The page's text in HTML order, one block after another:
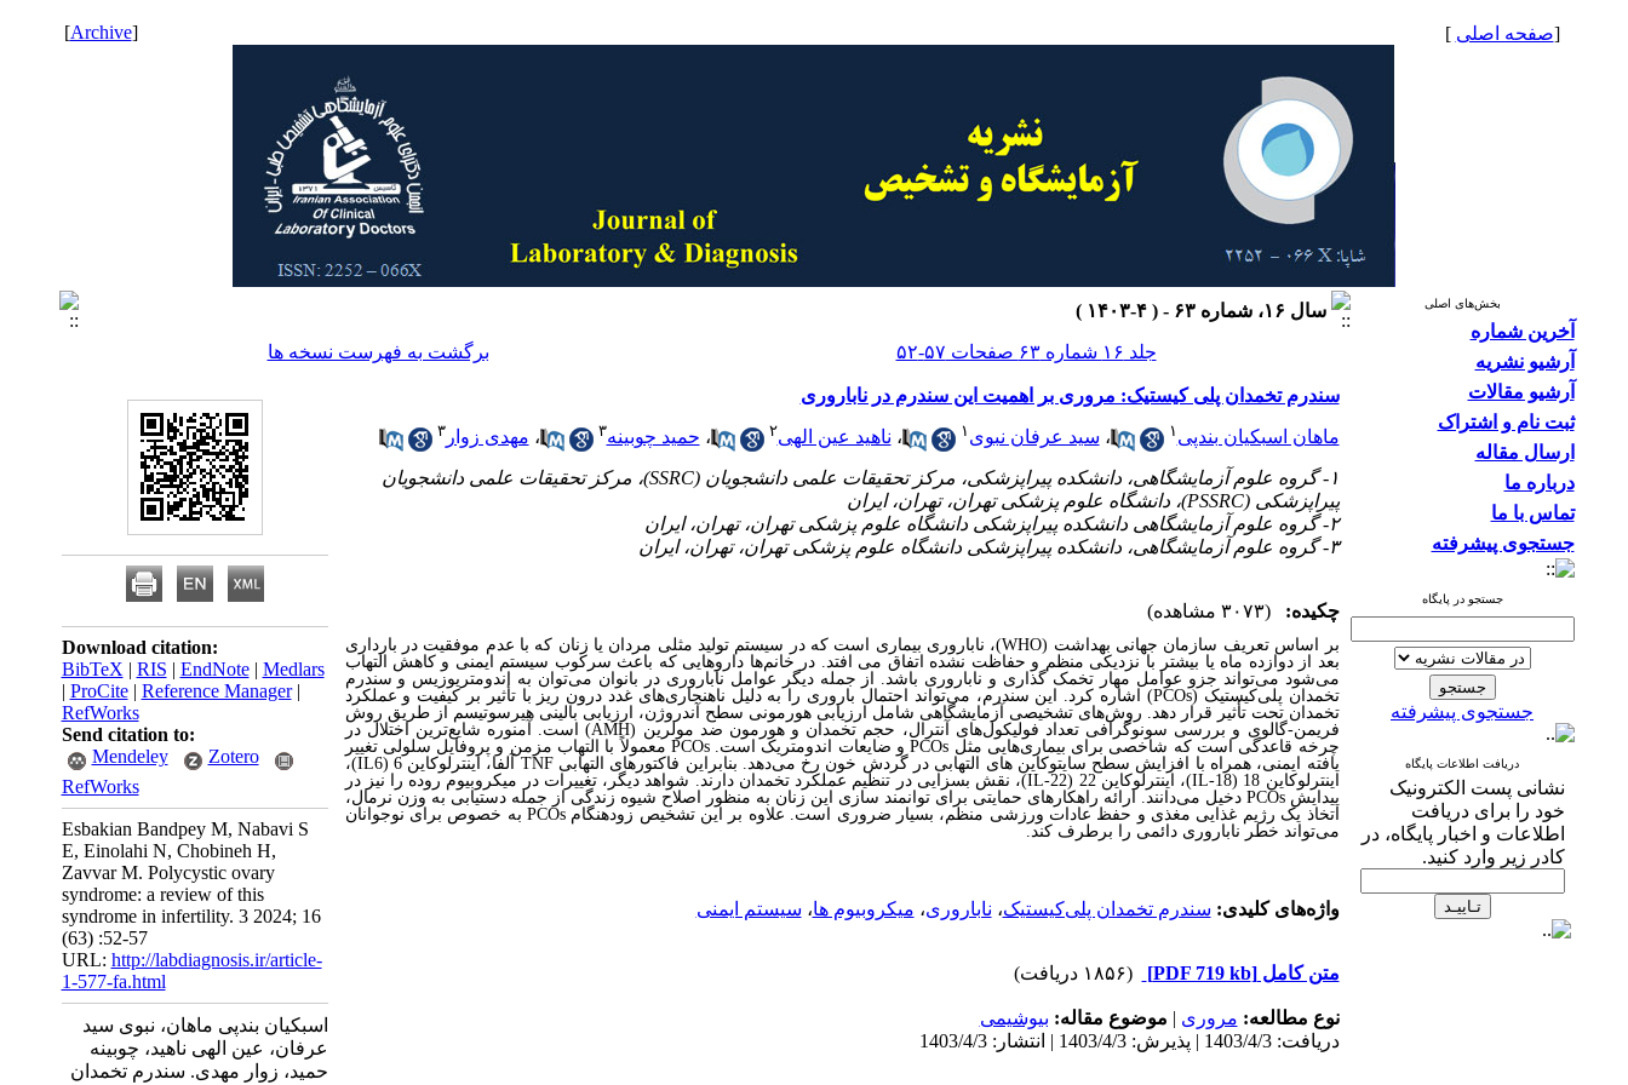
[صفحه اصلی ]
[
Archive
]
بخش‌های اصلی
آخرین شماره
آرشیو نشریه
آرشیو مقالات
ثبت نام و اشتراک
ارسال مقاله
درباره ما
تماس با ما
جستجوی پیشرفته
جستجو در پایگاه
جستجوی پیشرفته
دریافت اطلاعات پایگاه
نشانی پست الکترونیک
خود را برای دریافت
اطلاعات و اخبار پایگاه، در
کادر زیر وارد کنید.
سال ۱۶، شماره ۶۳ - ( ۴-۱۴۰۳ )
جلد ۱۶ شماره ۶۳ صفحات ۵۷-۵۲
برگشت به فهرست نسخه ها
سندرم تخمدان پلی کیستیک: مروری بر اهمیت این سندرم در ناباروری
ماهان اسبکیان بندپی ۱ ، سید عرفان نبوی ۱ ، ناهید عین الهی۲ ، حمید چوبینه۳ ، مهدی زوار ۳
۱- گروه علوم آزمایشگاهی، دانشکده پیراپزشکی، مرکز تحقیقات علمی دانشجویان (SSRC)، مرکز تحقیقات علمی دانشجویان
پیراپزشکی (PSSRC)، دانشگاه علوم پزشکی تهران، تهران، ایران
۲- گروه علوم آزمایشگاهی دانشکده پیراپزشکی دانشگاه علوم پزشکی تهران، تهران، ایران
۳- گروه علوم آزمایشگاهی، دانشکده پیراپزشکی دانشگاه علوم پزشکی تهران، تهران، ایران
چکیده: (۳۰۷۳ مشاهده)
بر اساس تعریف سازمان جهانی بهداشت (WHO)، ناباروری بیماری است که در سیستم تولید مثلی مردان یا زنان که با عدم موفقیت در بارداری
بعد از دوازده ماه یا بیشتر با نزدیکی منظم و حفاظت نشده اتفاق می افتد. در خانم‌ها داروهایی که باعث سرکوب سیستم ایمنی و کاهش التهاب
می‌شود می‌تواند جزو عوامل مهار تخمک گذاری و ناباروری باشد. از جمله دیگر عوامل ناباروری در بانوان می‌توان به اندومتریوزیس و سندرم
تخمدان پلی‌کیستیک (PCOs) اشاره کرد. این سندرم، می‌تواند احتمال باروری را به دلیل ناهنجاری‌های غدد درون ریز با تأثیر بر کیفیت و عملکرد
تخمدان تحت تأثیر قرار دهد. روش‌های تشخیصی آزمایشگاهی شامل ارزیابی هورمونی سطح آندروژن، ارزیابی بالینی هیرسوتیسم از طریق روش
فریمن-گالوی و بررسی سونوگرافی تعداد فولیکول‌های آنترال، حجم تخمدان و هورمون ضد مولرین (AMH) است. آمنوره شایع‌ترین اختلال در
چرخه قاعدگی است که شاخصی برای بیماری‌هایی مثل PCOsو ضایعات اندومتریک است.PCOs معمولاً با التهاب مزمن و پروفایل سلولی تغییر
یافته ایمنی، همراه با افزایش سطح سایتوکاین های التهابی در گردش خون رخ می‌دهد. بنابراین فاکتورهای التهابیTNF آلفا، اینترلوکاین 6 ( IL6)،
اینترلوکاین 18 (
IL-18)، اینترلوکاین 22 ( IL-22)، نقش بسزایی در تنظیم عملکرد تخمدان دارند. شواهد دیگر، تغییرات در میکروبیوم روده را نیز در
پیدایشPCOs دخیل می‌دانند. ارائه راهکارهای حمایتی برای توانمند سازی این زنان به منظور اصلاح شیوه زندگی از جمله دستیابی به وزن نرمال،
اتخاذ یک رژیم غذایی مغذی و حفظ عادات ورزشی منظم، بسیار ضروری است. علاوه بر این تشخیص زودهنگامPCOs به خصوص برای نوجوانان
می‌تواند خطر ناباروری دائمی را برطرف کند.
واژه‌های کلیدی: سندرم تخمدان پلی‌کیستیک، ناباروری، میکروبیوم ها، سیستم ایمنی
متن کامل[PDF 719 kb] (۱۸۵۶ دریافت)
نوع مطالعه: مروری | موضوع مقاله: بیوشیمی
دریافت: 1403/4/3 | پذیرش: 1403/4/3 | انتشار: 1403/4/3
Download citation:
BibTeX | RIS | EndNote| Medlars
| ProCite| Reference Manager|
RefWorks
Send citation to:
Mendeley
Zotero
RefWorks
Esbakian Bandpey M, Nabavi S
E, Einolahi N, Chobineh H,
Zavvar M. Polycystic ovary
syndrome: a review of this
syndrome in infertility. 3 2024; 16
(63) :52-57
URL: http://labdiagnosis.ir/article-
1-577-fa.html
اسبکیان بندپی ماهان، نبوی سید
عرفان، عین الهی ناهید، چوبینه
حمید، زوار مهدی. سندرم تخمدان